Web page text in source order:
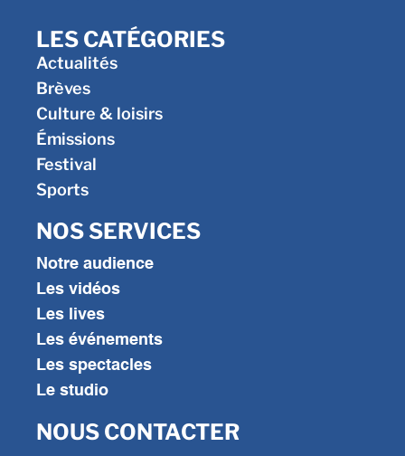
LES CATÉGORIES
Actualités
Brèves
Culture & loisirs
Émissions
Festival
Sports
NOS SERVICES
Notre audience
Les vidéos
Les lives
Les événements
Les spectacles
Le studio
NOUS CONTACTER